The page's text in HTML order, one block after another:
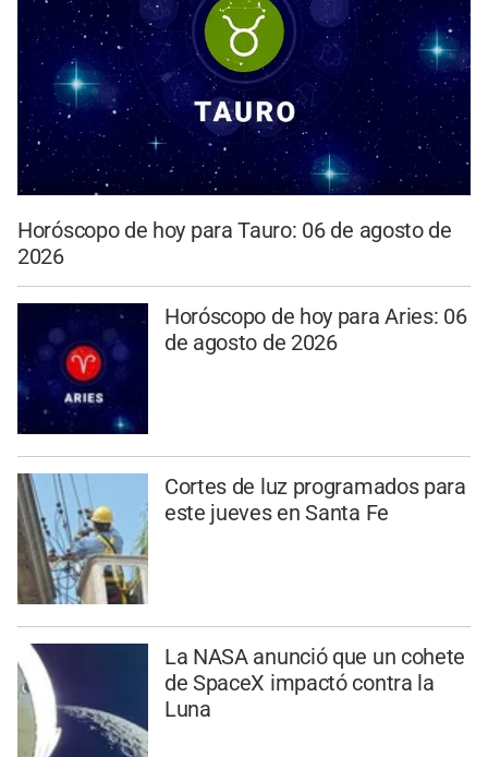
Horóscopo de hoy para Tauro: 06 de agosto de
2026
Horóscopo de hoy para Aries: 06
de agosto de 2026
Cortes de luz programados para
este jueves en Santa Fe
La NASA anunció que un cohete
de SpaceX impactó contra la
Luna